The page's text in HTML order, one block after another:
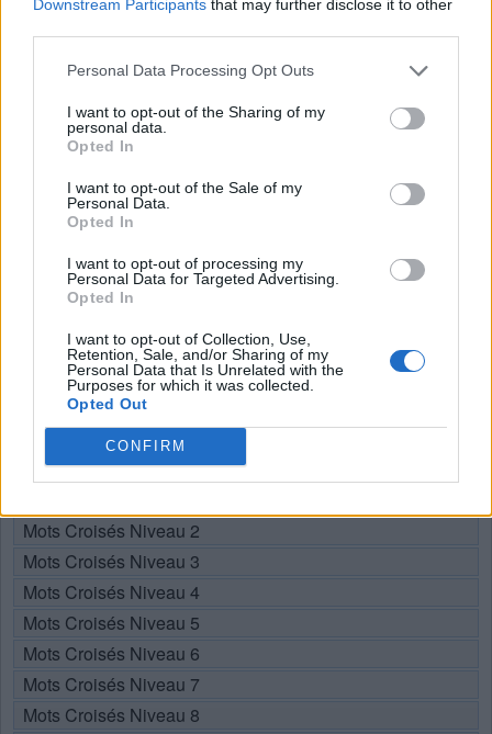
Downstream Participants that may further disclose it to other
Personal Data Processing Opt Outs
I want to opt-out of the Sharing of my
personal data.
Opted In
I want to opt-out of the Sale of my
Personal Data.
Opted In
I want to opt-out of processing my
Personal Data for Targeted Advertising.
Opted In
I want to opt-out of Collection, Use,
Retention, Sale, and/or Sharing of my
Personal Data that Is Unrelated with the
Purposes for which it was collected.
Opted Out
CONFIRM
Recherche par lettres. Entrez
toutes les lettres du puzzle:
puzzle:
Chercher
Sélectionnez votre puzzle:
Puzzle introuvable.
Choisissez votre niveau:
Mots Croisés Niveau 2
Mots Croisés Niveau 3
Mots Croisés Niveau 4
Mots Croisés Niveau 5
Mots Croisés Niveau 6
Mots Croisés Niveau 7
Mots Croisés Niveau 8